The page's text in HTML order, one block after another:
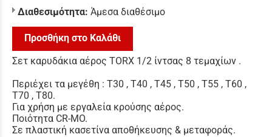
Διαθεσιμότητα: Άμεσα διαθέσιμο
Προσθήκη στο Καλάθι
Σετ καρυδάκια αέρος TORX 1/2 ίντσας 8 τεμαχίων .
Περιέχει τα μεγέθη : T30 , T40 , T45 , T50 , T55 , T60 ,
T70 , T80.
Για χρήση με εργαλεία κρούσης αέρος.
Ποιότητα CR-MO.
Σε πλαστική κασετίνα αποθήκευσης & μεταφοράς.